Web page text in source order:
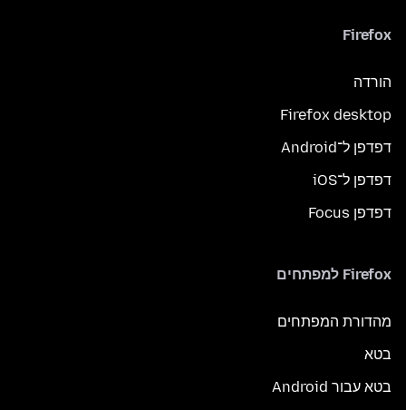
Firefox
הורדה
Firefox desktop
דפדפן ל־Android
דפדפן ל־iOS
דפדפן Focus
Firefox למפתחים
מהדורת המפתחים
בטא
בטא עבור Android